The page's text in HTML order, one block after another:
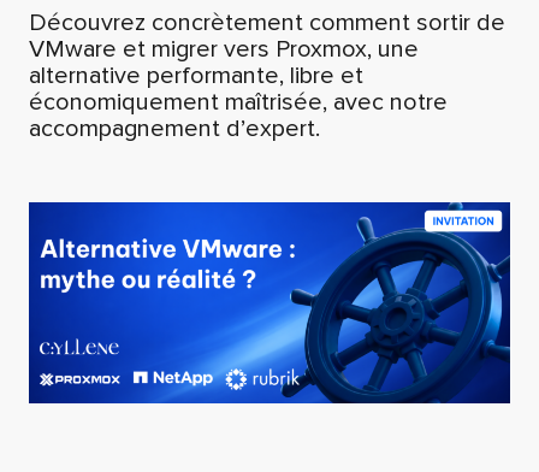
Découvrez concrètement comment sortir de
VMware et migrer vers Proxmox, une
alternative performante, libre et
économiquement maîtrisée, avec notre
accompagnement d’expert.